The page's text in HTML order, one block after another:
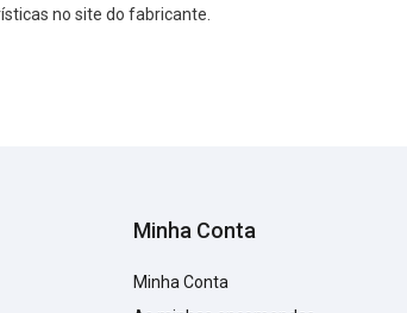
no site do fabricante.
Minha Conta
Minha Conta